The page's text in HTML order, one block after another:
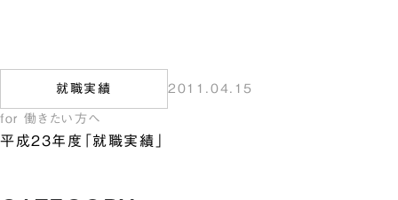
就職実績 2011.04.15
for 働きたい方へ
平成23年度「就職実績」